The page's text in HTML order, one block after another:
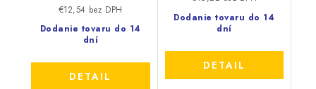
Dodanie tovaru do 14
dní
€12,54 bez DPH
DETAIL
Dodanie tovaru do 14
dní
DETAIL